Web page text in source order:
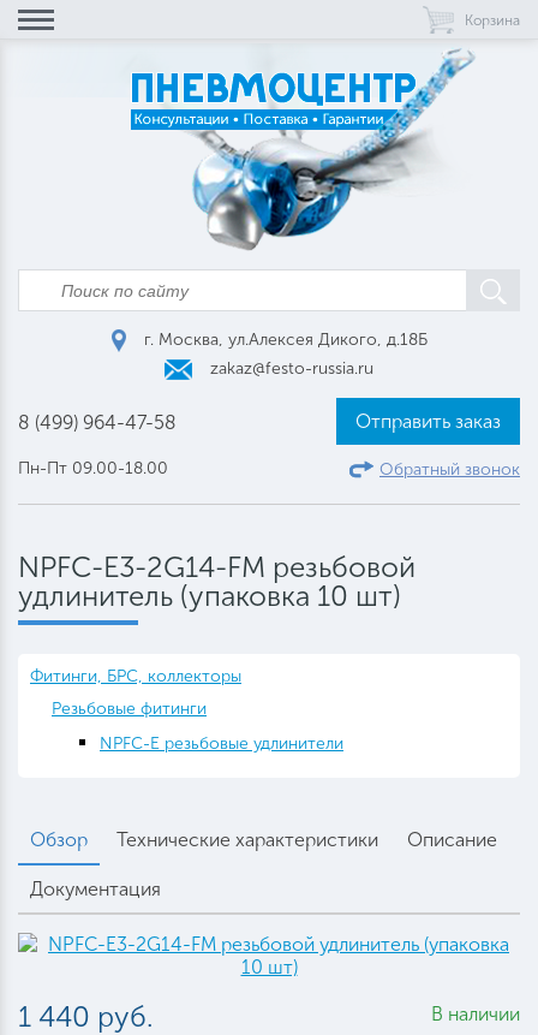
Корзина
г. Москва, ул.Алексея Дикого, д.18Б
zakaz@festo-russia.ru
8 (499) 964-47-58
Пн-Пт 09.00-18.00
Отправить заказ
Обратный звонок
NPFC-E3-2G14-FM резьбовой
удлинитель (упаковка 10 шт)
Фитинги, БРС, коллекторы
Резьбовые фитинги
NPFC-E резьбовые удлинители
Обзор Технические характеристики Описание
Документация
1 440 руб. В наличии